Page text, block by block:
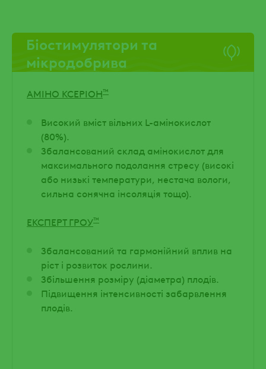
Біостимулятори та
мікродобрива
АМІНО КСЕРІОН™
Високий вміст вільних L-амінокислот
(80%).
Збалансований склад амінокислот для
максимального подолання стресу (високі
або низькі температури, нестача вологи,
сильна сонячна інсоляція тощо).
ЕКСПЕРТ ГРОУ™
Збалансований та гармонійний вплив на
ріст і розвиток рослини.
Збільшення розміру (діаметра) плодів.
Підвищення інтенсивності забарвлення
плодів.